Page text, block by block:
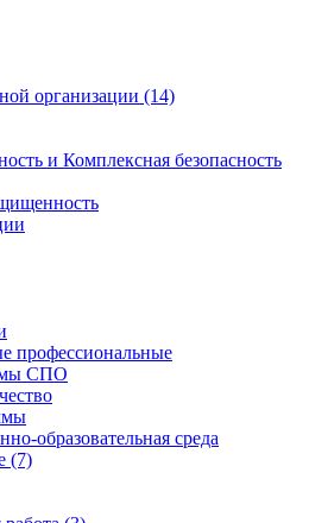
организации (14)
и Комплексная безопасность
профессиональные
СПО
образовательная среда
(7)